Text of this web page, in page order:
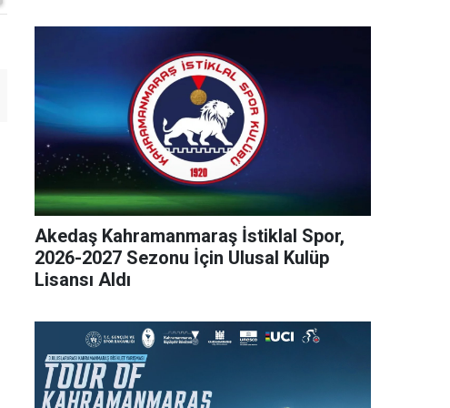
Akedaş Kahramanmaraş İstiklal Spor,
2026-2027 Sezonu İçin Ulusal Kulüp
Lisansı Aldı